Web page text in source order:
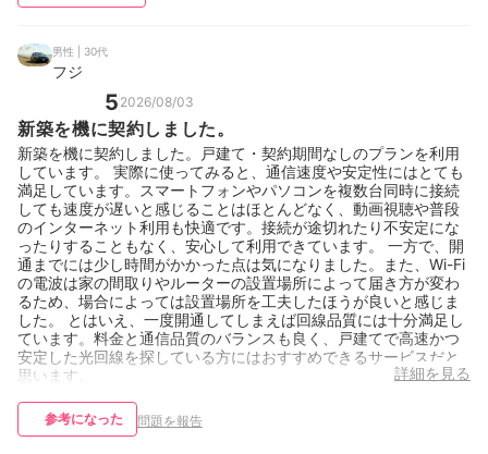
ならもっと早くならないのかと思ってしまいました。 自宅に回線
があればすぐ終わる、とか書いてくれれば自前で設置とかするの
になーオンラインで指南とかすれば人件費も浮きそうなのに、
と、なんかもっと待ち時間を減らすマシな方法ないのかなーと思
いました。 とはいえこれは、こちらがギリギリまでネット回線に
ついて検討してなかったのが悪いので、概ね満足しています。
男性 | 30代
フジ
5 2026/08/03
新築を機に契約しました。
新築を機に契約しました。戸建て・契約期間なしのプランを利用
しています。 実際に使ってみると、通信速度や安定性にはとても
満足しています。スマートフォンやパソコンを複数台同時に接続
しても速度が遅いと感じることはほとんどなく、動画視聴や普段
のインターネット利用も快適です。接続が途切れたり不安定にな
ったりすることもなく、安心して利用できています。 一方で、開
通までには少し時間がかかった点は気になりました。また、Wi-Fi
の電波は家の間取りやルーターの設置場所によって届き方が変わ
るため、場合によっては設置場所を工夫したほうが良いと感じま
した。 とはいえ、一度開通してしまえば回線品質には十分満足し
ています。料金と通信品質のバランスも良く、戸建てで高速かつ
安定した光回線を探している方にはおすすめできるサービスだと
思います。
詳細を見る
参考になった 問題を報告